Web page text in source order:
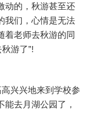
动的，秋游甚至还
我们，心情是无法
着老师去秋游的同
游了”!
兴兴地来到学校参
去月湖公园了，